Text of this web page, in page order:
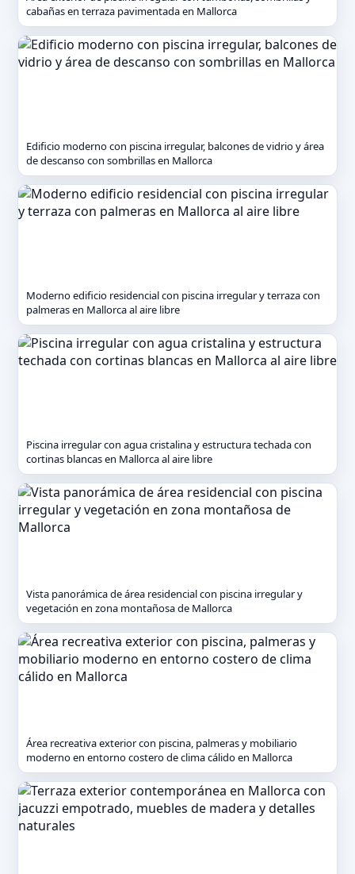
cabañas en terraza pavimentada en Mallorca
Edificio moderno con piscina irregular, balcones de vidrio y área
de descanso con sombrillas en Mallorca
Moderno edificio residencial con piscina irregular y terraza con
palmeras en Mallorca al aire libre
Piscina irregular con agua cristalina y estructura techada con
cortinas blancas en Mallorca al aire libre
Vista panorámica de área residencial con piscina irregular y
vegetación en zona montañosa de Mallorca
Área recreativa exterior con piscina, palmeras y mobiliario
moderno en entorno costero de clima cálido en Mallorca